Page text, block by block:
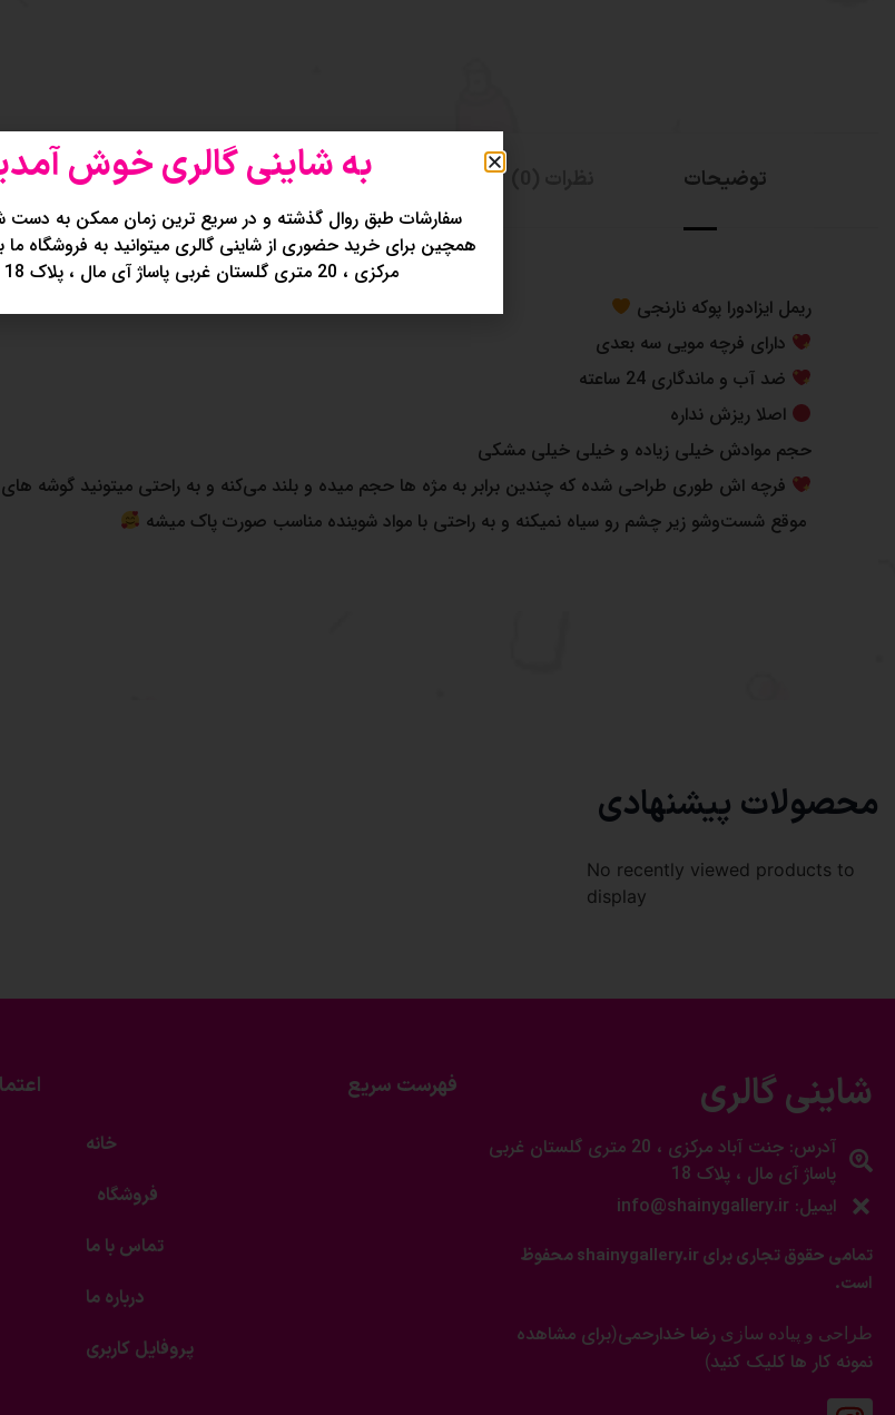
توضیحات
ریمل ایزادورا پوکه نارنجی
دارای فرچه مویی سه بعدی
ضد آب و ماندگاری 24 ساعته
اصلا ریزش نداره
حجم موادش خیلی زیاده و خیلی خیلی مشکی
فرچه اش طوری طراحی شده که چندین برابر به مژه ها حجم میده و بلند می‌کنه و به راحتی میتونید گوشه های
موقع شست‌وشو زیر چشم رو سیاه نمیکنه و به راحتی با مواد شوینده مناسب صورت پاک‌ میشه
محصولات پیشنهادی
No recently viewed products to
display
شاینی گالری
آدرس: جنت آباد مرکزی ، 20 متری گلستان غربی
پاساژ آی مال ، پلاک 18
ایمیل: info@shainygallery.ir
تمامی حقوق تجاری برای shainygallery.ir محفوظ
است.
طراحی و پیاده سازی رضا خدارحمی(برای مشاهده
نمونه کار ها کلیک کنید)
فهرست سریع
خانه
فروشگاه
تماس با ما
درباره ما
پروفایل کاربری
به شاینی گالری خوش
سفارشات طبق روال گذشته و در سریع ترین زمان ممکن به دست
همچین برای خرید حضوری از شاینی گالری میتوانید به فروشگاه
مرکزی ، 20 متری گلستان غربی پاساژ آی مال ، پلاک 18 مراجعه نمایید.